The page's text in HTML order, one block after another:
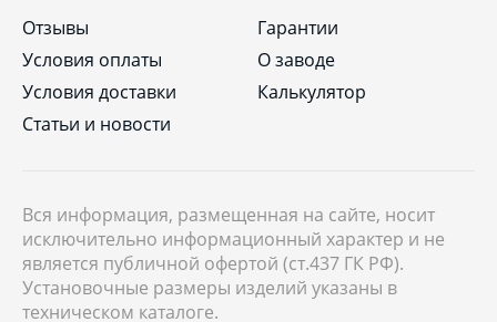
Отзывы
Гарантии
Условия оплаты
О заводе
Условия доставки
Калькулятор
Статьи и новости
Вся информация, размещенная на сайте, носит
исключительно информационный характер и не
является публичной офертой (ст.437 ГК РФ).
Установочные размеры изделий указаны в
техническом каталоге.